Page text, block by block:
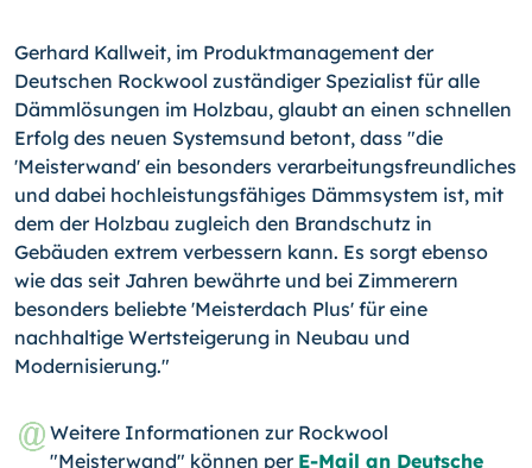
Gerhard Kallweit, im Produktmanagement der
Deutschen Rockwool zuständiger Spezialist für alle
Dämmlösungen im Holzbau, glaubt an einen schnellen
Erfolg des neuen Systemsund betont, dass "die
'Meisterwand' ein besonders verarbeitungsfreundliches
und dabei hochleistungsfähiges Dämmsystem ist, mit
dem der Holzbau zugleich den Brandschutz in
Gebäuden extrem verbessern kann. Es sorgt ebenso
wie das seit Jahren bewährte und bei Zimmerern
besonders beliebte 'Meisterdach Plus' für eine
nachhaltige Wertsteigerung in Neubau und
Modernisierung."
Weitere Informationen zur Rockwool
"Meisterwand" können per E-Mail an Deutsche